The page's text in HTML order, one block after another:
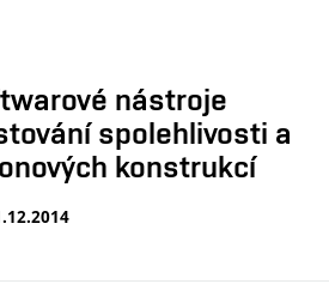
nástroje
spolehlivosti a
konstrukcí